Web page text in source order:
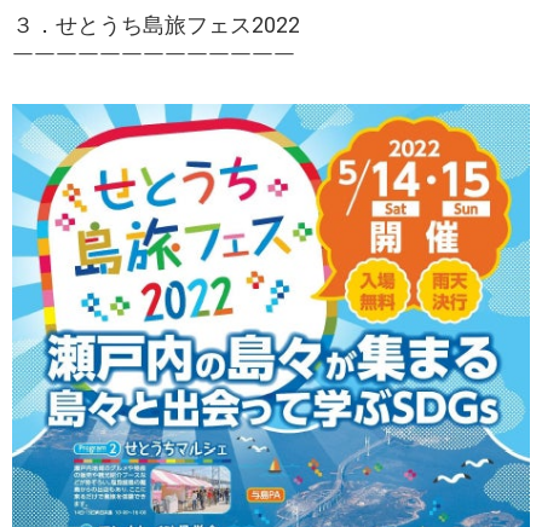
３．せとうち島旅フェス2022
￣￣￣￣￣​￣￣￣￣￣￣￣￣